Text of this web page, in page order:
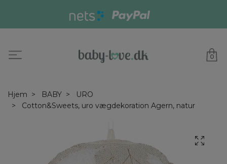
0
Hjem BABY
URO
Cotton&Sweets, uro vægdekoration Agern, natur